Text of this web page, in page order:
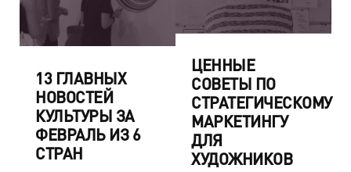
13 ГЛАВНЫХ
НОВОСТЕЙ
КУЛЬТУРЫ ЗА
ФЕВРАЛЬ ИЗ 6
СТРАН
ЦЕННЫЕ
СОВЕТЫ ПО
СТРАТЕГИЧЕСКОМУ
МАРКЕТИНГУ
ДЛЯ
ХУДОЖНИКОВ